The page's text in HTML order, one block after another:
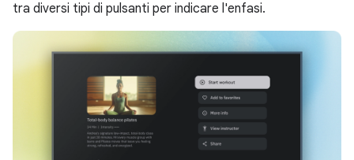
tra diversi tipi di pulsanti per indicare l'enfasi.